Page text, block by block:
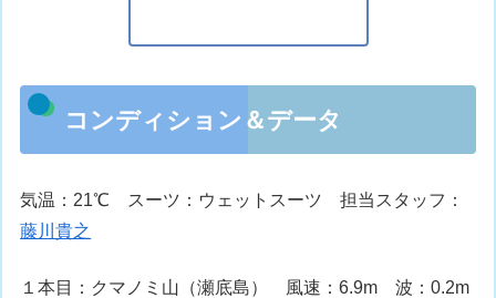
コンディション＆データ
気温：21℃ スーツ：ウェットスーツ 担当スタッフ：
藤川貴之
１本目：クマノミ山（瀬底島） 風速：6.9m 波：0.2m